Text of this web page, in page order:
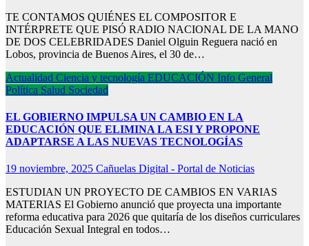
TE CONTAMOS QUIÉNES EL COMPOSITOR E
INTÉRPRETE QUE PISÓ RADIO NACIONAL DE LA MANO
DE DOS CELEBRIDADES Daniel Olguin Reguera nació en
Lobos, provincia de Buenos Aires, el 30 de…
Actualidad Ciencia y tecnología EDUCACIÓN Info General
Política Salud Sociedad
EL GOBIERNO IMPULSA UN CAMBIO EN LA
EDUCACIÓN QUE ELIMINA LA ESI Y PROPONE
ADAPTARSE A LAS NUEVAS TECNOLOGÍAS
19 noviembre, 2025 Cañuelas Digital - Portal de Noticias
ESTUDIAN UN PROYECTO DE CAMBIOS EN VARIAS
MATERIAS El Gobierno anunció que proyecta una importante
reforma educativa para 2026 que quitaría de los diseños curriculares
Educación Sexual Integral en todos…